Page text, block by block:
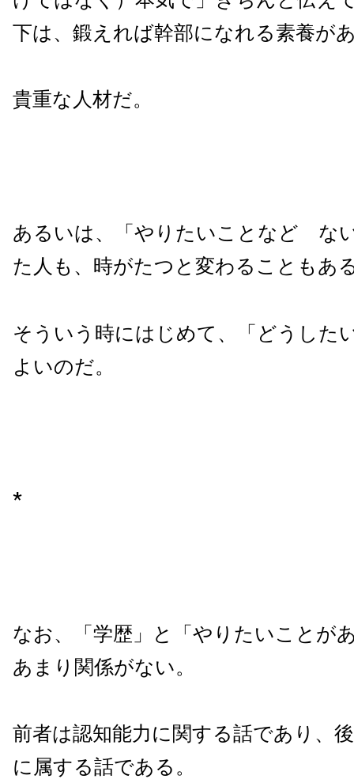
下は、鍛えれば幹部になれる素養が
貴重な人材だ。
あるいは、「やりたいことなど な
た人も、時がたつと変わることもあ
そういう時にはじめて、「どうした
よいのだ。
*
なお、「学歴」と「やりたいことが
あまり関係がない。
前者は認知能力に関する話であり、
に属する話である。